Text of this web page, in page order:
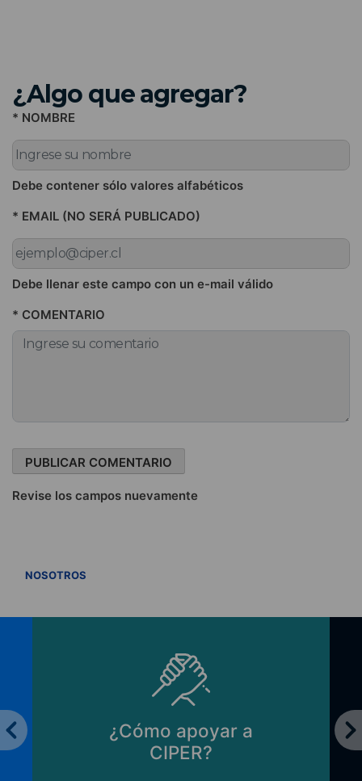
¿Algo que agregar?
* NOMBRE
Debe contener sólo valores alfabéticos
* EMAIL (NO SERÁ PUBLICADO)
Debe llenar este campo con un e-mail válido
* COMENTARIO
Revise los campos nuevamente
NOSOTROS
¿Cómo apoyar a
CIPER?